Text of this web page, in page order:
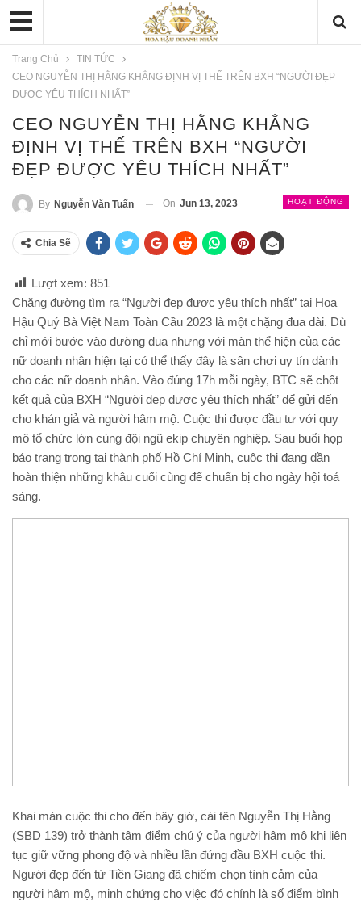
Trang Chủ
TIN TỨC
CEO NGUYỄN THỊ HẰNG KHẲNG ĐỊNH VỊ THẾ TRÊN BXH “NGƯỜI ĐẸP
ĐƯỢC YÊU THÍCH NHẤT”
CEO NGUYỄN THỊ HẰNG KHẲNG
ĐỊNH VỊ THẾ TRÊN BXH “NGƯỜI
ĐẸP ĐƯỢC YÊU THÍCH NHẤT”
HOẠT ĐỘNG
By Nguyễn Văn Tuấn On Jun 13, 2023
Chia Sẽ
Lượt xem: 851
Chặng đường tìm ra “Người đẹp được yêu thích nhất” tại Hoa
Hậu Quý Bà Việt Nam Toàn Cầu 2023 là một chặng đua dài. Dù
chỉ mới bước vào đường đua nhưng với màn thể hiện của các
nữ doanh nhân hiện tại có thể thấy đây là sân chơi uy tín dành
cho các nữ doanh nhân. Vào đúng 17h mỗi ngày, BTC sẽ chốt
kết quả của BXH “Người đẹp được yêu thích nhất” để gửi đến
cho khán giả và người hâm mộ. Cuộc thi được đầu tư với quy
mô tổ chức lớn cùng đội ngũ ekip chuyên nghiệp. Sau buổi họp
báo trang trọng tại thành phố Hồ Chí Minh, cuộc thi đang dần
hoàn thiện những khâu cuối cùng để chuẩn bị cho ngày hội toả
sáng.
Khai màn cuộc thi cho đến bây giờ, cái tên Nguyễn Thị Hằng
(SBD 139) trở thành tâm điểm chú ý của người hâm mộ khi liên
tục giữ vững phong độ và nhiều lần đứng đầu BXH cuộc thi.
Người đẹp đến từ Tiền Giang đã chiếm chọn tình cảm của
người hâm mộ, minh chứng cho việc đó chính là số điểm bình